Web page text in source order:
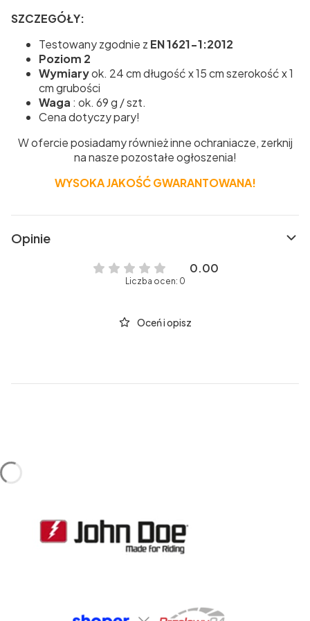
SZCZEGÓŁY:
Testowany zgodnie z EN 1621-1:2012
Poziom 2
Wymiaryok. 24 cm długość x 15 cm szerokość x 1
cm grubości
Waga : ok. 69 g / szt.
Cena dotyczy pary!
W ofercie posiadamy również inne ochraniacze, zerknij
na nasze pozostałe ogłoszenia!
WYSOKA JAKOŚĆ GWARANTOWANA!
Opinie
0.00
Liczba ocen: 0
Oceń i opisz